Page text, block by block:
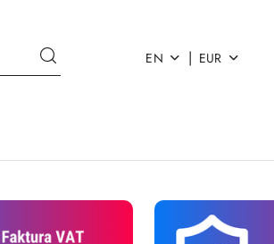
EN | EUR